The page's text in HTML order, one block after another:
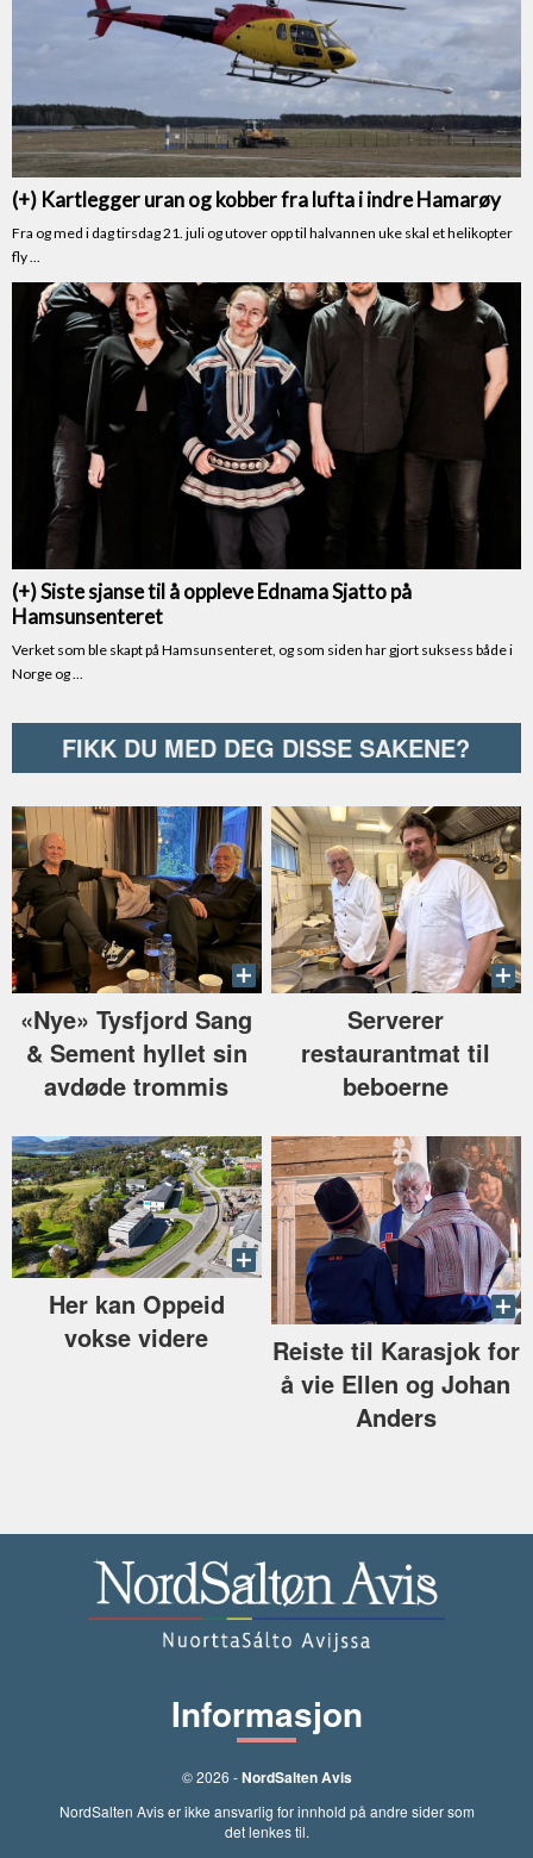
FIKK DU MED DEG DISSE SAKENE?
«Nye» Tysfjord Sang
& Sement hyllet sin
avdøde trommis
Serverer
restaurantmat til
beboerne
Her kan Oppeid
vokse videre
Reiste til Karasjok for
å vie Ellen og Johan
Anders
Informasjon
© 2026 -NordSalten Avis
NordSalten Avis er ikke ansvarlig for innhold på andre sider som
det lenkes til.